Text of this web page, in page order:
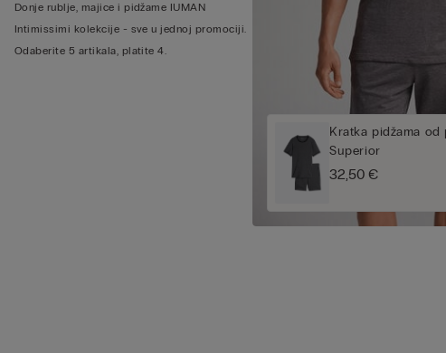
Donje rublje, majice i pidžame IUMAN
Intimissimi kolekcije - sve u jednoj promociji.
Odaberite 5 artikala, platite 4.
Kratka pidžama od
Superior
32,50 €